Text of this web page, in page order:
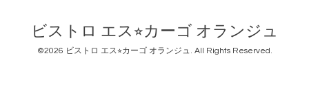
ビストロ エス⭐︎カーゴ オランジュ
©2026 ビストロ エス⭐︎カーゴ オランジュ . All Rights Reserved.